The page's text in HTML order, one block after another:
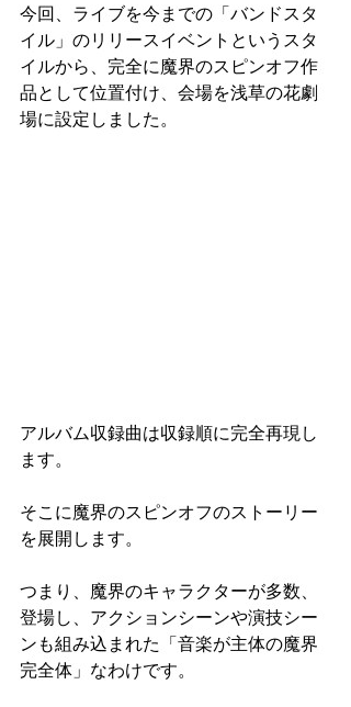
今回、ライブを今までの「バンドスタ
イル」のリリースイベントというスタ
イルから、完全に魔界のスピンオフ作
品として位置付け、会場を浅草の花劇
場に設定しました。
アルバム収録曲は収録順に完全再現し
ます。
そこに魔界のスピンオフのストーリー
を展開します。
つまり、魔界のキャラクターが多数、
登場し、アクションシーンや演技シー
ンも組み込まれた「音楽が主体の魔界
完全体」なわけです。